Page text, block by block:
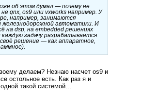
об этом думал — почему не
qnx, os9 или vxworks например. У
например, занимаются
железнодорожной автоматики. И
на dsp, на embedded решениях
каждую задачу разрабатывается
решение — как аппаратное,
делаем? Незнаю насчет os9 и
остольное есть. Как раз я и
такой системой…